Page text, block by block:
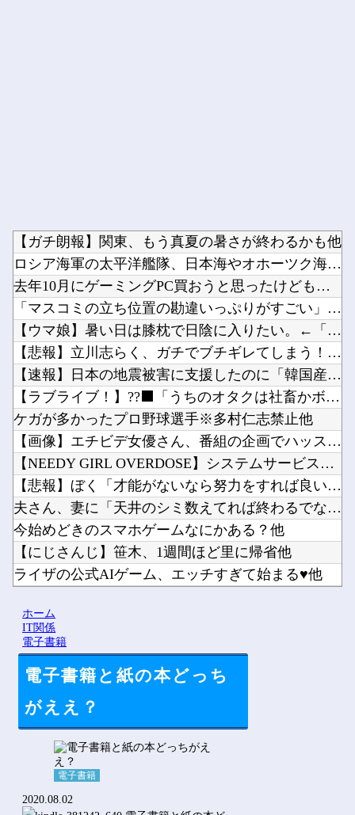
【ガチ朗報】関東、もう真夏の暑さが終わるかも他
ロシア海軍の太平洋艦隊、日本海やオホーツク海で軍事演習開始…...
去年10月にゲーミングPC買おうと思ったけどもう少し後でいい...
「マスコミの立ち位置の勘違いっぷりがすごい」と報ステ大越キャ...
【ウマ娘】暑い日は膝枕で日陰に入りたい。←「絶対に離れたくな...
【悲報】立川志らく、ガチでブチギレてしまう！！！！！！他
【速報】日本の地震被害に支援したのに「韓国産の水は水洗トイレ...
【ラブライブ！】??‍⬛「うちのオタクは社畜かボンボン」（世...
ケガが多かったプロ野球選手※多村仁志禁止他
【画像】エチビデ女優さん、番組の企画でハッスルしすぎてしまう...
【NEEDY GIRL OVERDOSE】システムサービス「...
【悲報】ぼく「才能がないなら努力をすれば良いじゃない」お前ら...
夫さん、妻に「天井のシミ数えてれば終わるでな」と押し倒されて...
今始めどきのスマホゲームなにかある？他
【にじさんじ】笹木、1週間ほど里に帰省他
ライザの公式AIゲーム、エッチすぎて始まる♥他
ホーム
IT関係
電子書籍
電子書籍と紙の本どっち
がええ？
電子書籍
2020.08.02